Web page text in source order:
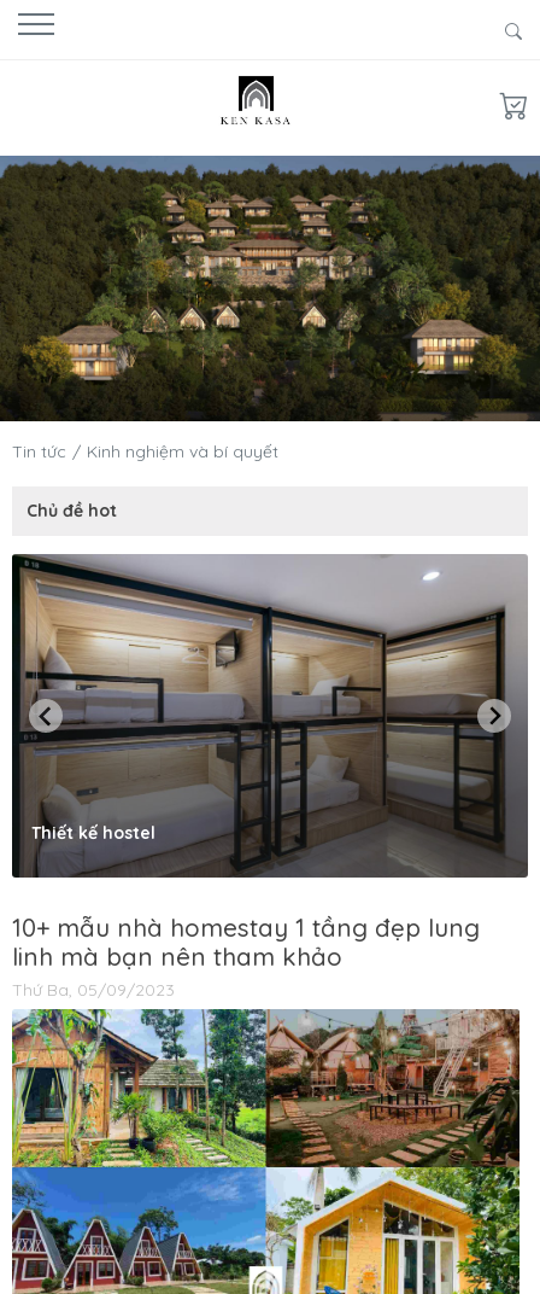
Tin tức Kinh nghiệm và bí quyết
Chủ đề hot
Thiết kế hostel
10+ mẫu nhà homestay 1 tầng đẹp lung
linh mà bạn nên tham khảo
Thứ Ba, 05/09/2023